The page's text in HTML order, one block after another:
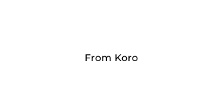
From Koro